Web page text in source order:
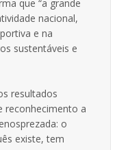
que “a grande
nacional,
e na
sustentáveis e
resultados
reconhecimento a
o
existe, tem